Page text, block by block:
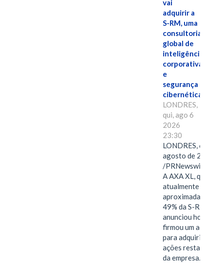
vai
adquirir a
S-RM, uma
consultoria
global de
inteligência
corporativa
e
segurança
cibernética
LONDRES,
qui, ago 6
2026
23:30
LONDRES, 6 de
agosto de 2026
/PRNewswire/ --
A AXA XL, que
atualmente
49% da S-RM,
anunciou hoje
firmou um
para adquirir as
ações restantes
da empresa. A S-